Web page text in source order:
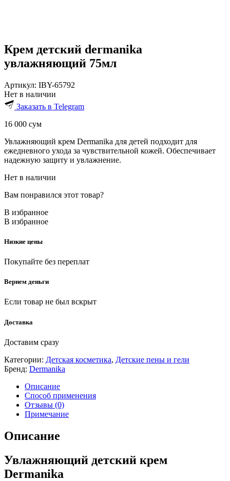
Крем детский dermanika
увлажняющий 75мл
Артикул: IBY-65792
Нет в наличии
Заказать в Telegram
16 000 сум
Увлажняющий крем Dermanika для детей подходит для
ежедневного ухода за чувствительной кожей. Обеспечивает
надежную защиту и увлажнение.
Нет в наличии
Вам понравился этот товар?
В избранное
В избранное
Низкие цены
Покупайте без переплат
Вернем деньги
Если товар не был вскрыт
Доставка
Доставим сразу
Категории: Детская косметика, Детские пены и гели
Бренд: Dermanika
Описание
Способ применения
Отзывы (0)
Примечание
Описание
Увлажняющий детский крем
Dermanika